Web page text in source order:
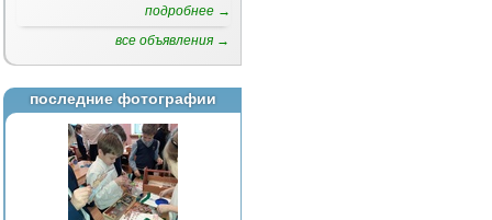
подробнее →
все объявления →
последние фотографии